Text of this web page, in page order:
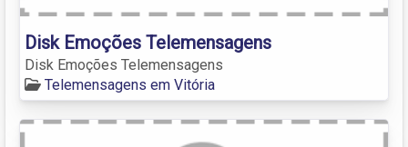
Disk Emoções Telemensagens
Disk Emoções Telemensagens
Telemensagens em Vitória